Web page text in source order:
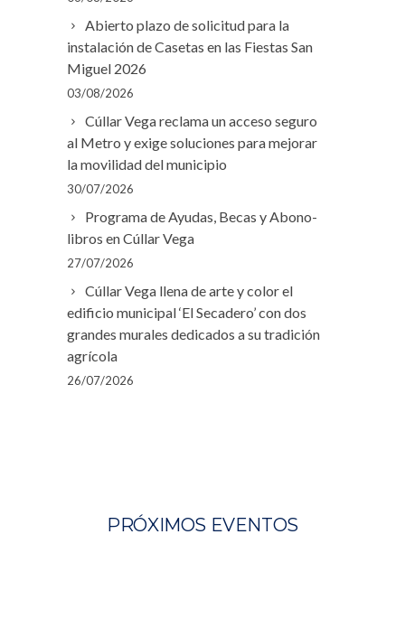
Abierto plazo de solicitud para la
instalación de Casetas en las Fiestas San
Miguel 2026
03/08/2026
Cúllar Vega reclama un acceso seguro
al Metro y exige soluciones para mejorar
la movilidad del municipio
30/07/2026
Programa de Ayudas, Becas y Abono-
libros en Cúllar Vega
27/07/2026
Cúllar Vega llena de arte y color el
edificio municipal ‘El Secadero’ con dos
grandes murales dedicados a su tradición
agrícola
26/07/2026
PRÓXIMOS EVENTOS